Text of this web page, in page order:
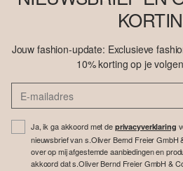
Jouw fashion-update: Exclusieve
10% korting op je
Ja, ik ga akkoord met de privacyverklaring
nieuwsbrief van s.Oliver Bernd Freier GmbH
over op mij afgestemde aanbiedingen en
akkoord dat s.Oliver Bernd Freier GmbH &